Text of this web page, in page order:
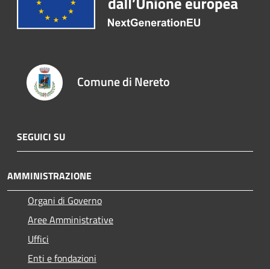
Comune di Nereto
SEGUICI SU
AMMINISTRAZIONE
Organi di Governo
Aree Amministrative
Uffici
Enti e fondazioni